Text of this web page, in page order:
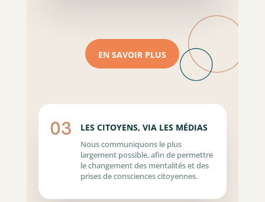
EN SAVOIR PLUS
LES CITOYENS, VIA LES MÉDIAS
Nous communiquons le plus
largement possible, afin de permettre
le changement des mentalités et des
prises de consciences citoyennes.